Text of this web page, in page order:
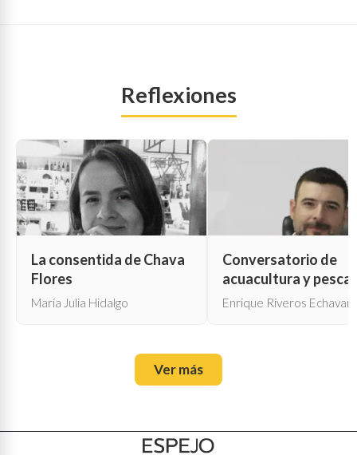
Reflexiones
La consentida de Chava
Flores
María Julia Hidalgo
Conversatorio de
acuacultura y pesca
Enrique Riveros
Ver más